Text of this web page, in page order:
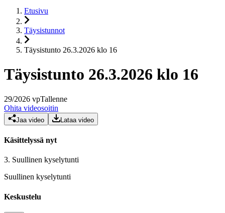
Etusivu
Täysistunnot
Täysistunto 26.3.2026 klo 16
Täysistunto 26.3.2026 klo 16
29/2026 vpTallenne
Ohita videosoitin
Jaa video Lataa video
Käsittelyssä nyt
3. Suullinen kyselytunti
Suullinen kyselytunti
Keskustelu